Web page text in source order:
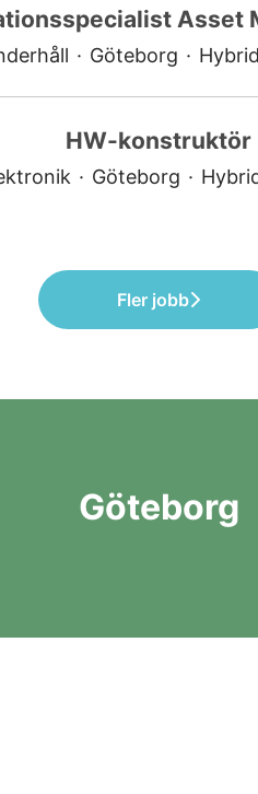
Asset
· Göteborg ·
HW-konstruktör
· Göteborg ·
Fler jobb
Göteborg